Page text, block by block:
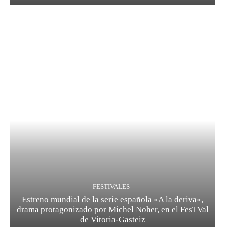
FESTIVALES
Estreno mundial de la serie española «A la deriva»,
drama protagonizado por Michel Noher, en el FesTVal
de Vitoria-Gasteiz